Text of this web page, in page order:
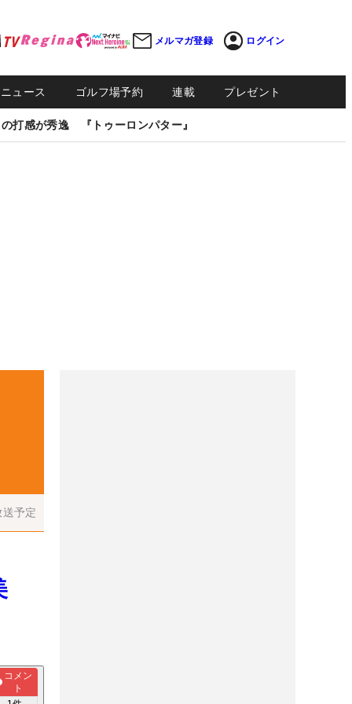
メルマガ登録 ログイン
ュース ゴルフ場予約 連載 プレゼント
打感が秀逸 『トゥーロンパター』
予定
コメン
ト